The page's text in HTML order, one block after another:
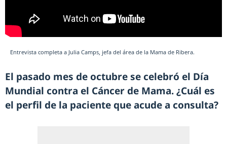
Entrevista completa a Julia Camps, jefa del área de la Mama de Ribera.
El pasado mes de octubre se celebró el Día
Mundial contra el Cáncer de Mama. ¿Cuál es
el perfil de la paciente que acude a consulta?